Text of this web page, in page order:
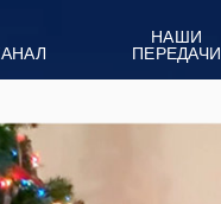
НАШИ
ПЕРЕДАЧИ